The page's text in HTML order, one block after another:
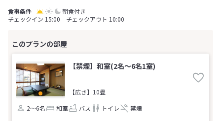
朝食付き
チェックイン 15:00 チェックアウト 10:00
【禁煙】和室(2名～6名1室)
【広さ】10畳
2～6名
和室 バス トイレ 禁煙